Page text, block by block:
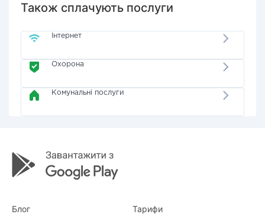
Також сплачують послуги
Інтернет
Охорона
Комунальні послуги
Блог Тарифи